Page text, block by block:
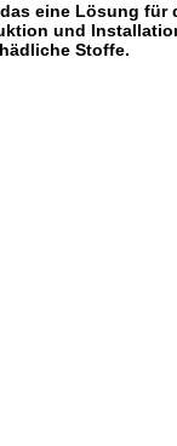
eine Lösung für
und
Stoffe.